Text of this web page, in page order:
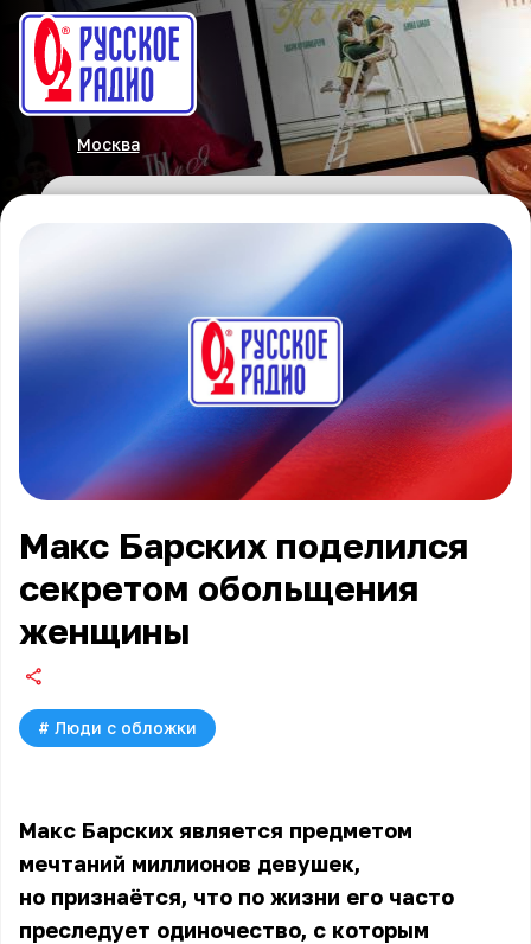
Москва
Макс Барских поделился
секретом обольщения
женщины
# Люди с обложки
Макс Барских является предметом
мечтаний миллионов девушек,
но признаётся, что по жизни его часто
преследует одиночество, с которым